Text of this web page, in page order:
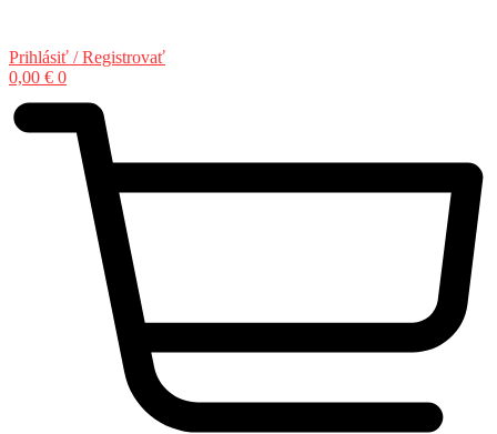
Prihlásiť / Registrovať
0,00 € 0